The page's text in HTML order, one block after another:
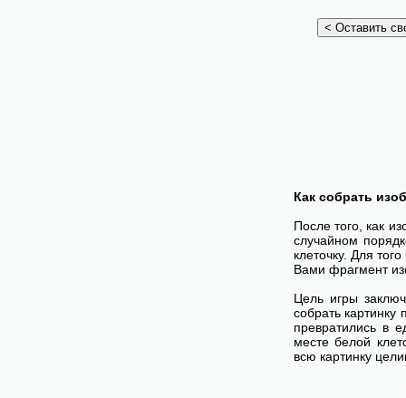
Как собрать
После того, как
случайном
клеточку. Для
Вами фрагмент
Цель игры
собрать
превратились в
месте белой
всю картинку